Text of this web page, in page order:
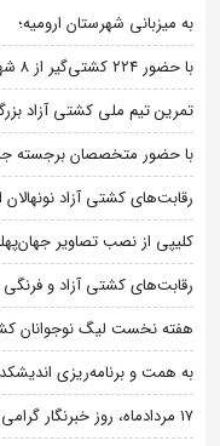
به میزبانی شهرستان ارومیه؛
با حضور ۲۲۴ کشتی‌گیر از ۸ شهرستان؛
تمرین تیم ملی کشتی آزاد
با حضور متخصصان برجسته
رقابت‌های کشتی آزاد
کلیپی از نصب تصاویر
رقابت‌های کشتی آزاد و فرنگی
هفته نخست لیگ نوجوانان
به همت و برنامه‌ریزی
۱۷ مردادماه، روز خبرنگار گرامی باد؛